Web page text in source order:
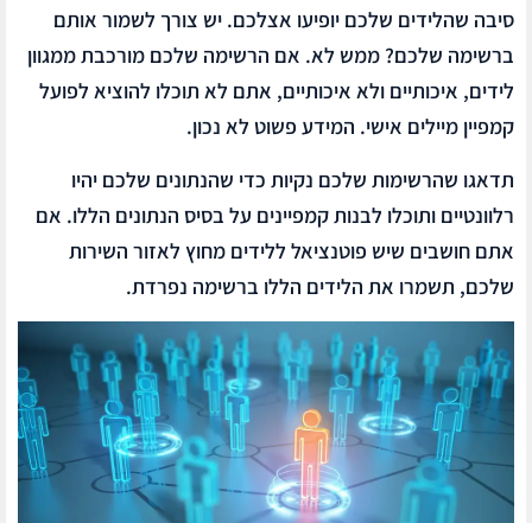
סיבה שהלידים שלכם יופיעו אצלכם. יש צורך לשמור אותם
ברשימה שלכם? ממש לא. אם הרשימה שלכם מורכבת ממגוון
לידים, איכותיים ולא איכותיים, אתם לא תוכלו להוציא לפועל
קמפיין מיילים אישי. המידע פשוט לא נכון.
תדאגו שהרשימות שלכם נקיות כדי שהנתונים שלכם יהיו
רלוונטיים ותוכלו לבנות קמפיינים על בסיס הנתונים הללו. אם
אתם חושבים שיש פוטנציאל ללידים מחוץ לאזור השירות
שלכם, תשמרו את הלידים הללו ברשימה נפרדת.